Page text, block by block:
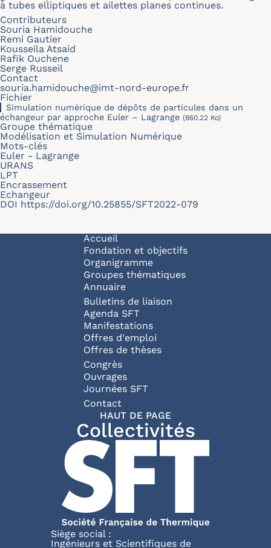
à tubes elliptiques et ailettes planes continues.
Contributeurs
Souria Hamidouche
Remi Gautier
Kousseila Atsaid
Rafik Ouchene
Serge Russeil
Contact
souria.hamidouche@imt-nord-europe.fr
Fichier
Simulation numérique de dépôts de particules dans un
échangeur par approche Euler – Lagrange (860.22 Ko)
Groupe thématique
Modélisation et Simulation Numérique
Mots-clés
Euler - Lagrange
URANS
LPT
Encrassement
Echangeur
DOI https://doi.org/10.25855/SFT2022-079
Navigation principale
Accueil
Fondation et objectifs
Organigramme
Groupes thématiques
Annuaire
Bulletins de liaison
Agenda SFT
Manifestations
Offres d'emploi
Offres de thèses
Congrès
Ouvrages
Journées SFT
Pied de page
Contact
HAUT DE PAGE
Collectivités
Siège social :
Ingénieurs et Scientifiques de